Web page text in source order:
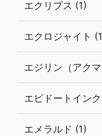
エクリプス (1)
エクロジャイト
エジリン（アク
エピドートイン
エメラルド (1)